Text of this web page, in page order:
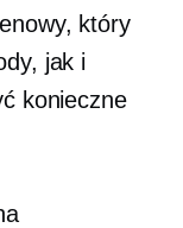
który
jak i
konieczne